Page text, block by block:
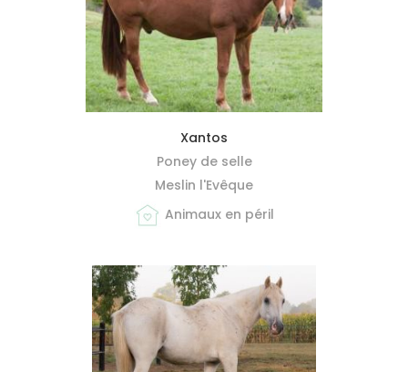
MIEUX ME CONNAÎTRE
Xantos
Poney de selle
Meslin l'Evêque
Animaux en péril